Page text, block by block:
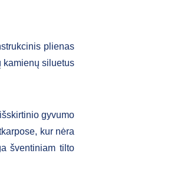
plienas
kamienų siluetus
gyvumo
kur nėra
šventiniam tilto